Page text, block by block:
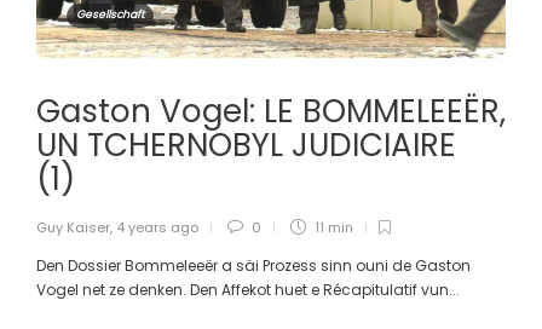
Gesellschaft
Gaston Vogel: LE BOMMELEEËR,
UN TCHERNOBYL JUDICIAIRE
(1)
Guy Kaiser, 4 years ago 0 11 min
Den Dossier Bommeleeër a säi Prozess sinn ouni de Gaston
Vogel net ze denken. Den Affekot huet e Récapitulatif vun...